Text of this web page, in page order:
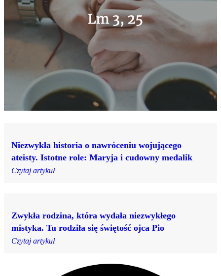
Niezwykła historia o nawróceniu wojującego
ateisty. Istotne role: Maryja i cudowny medalik
Czytaj artykuł
Zwykła rodzina, która wydała niezwykłego
mistyka. Tu rodziła się świętość ojca Pio
Czytaj artykuł